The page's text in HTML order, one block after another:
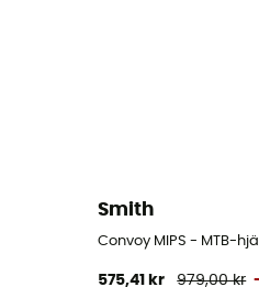
Smith
Convoy MIPS - MTB-
575,41 kr 979,00 kr